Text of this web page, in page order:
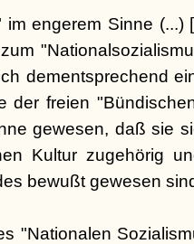
engerem Sinne (...)
dementsprechend
der freien
gewesen, daß sie
Kultur zugehörig
bewußt gewesen
"Nationalen